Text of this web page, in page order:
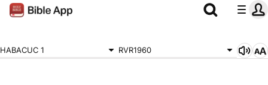
HABACUC 1 RVR1960